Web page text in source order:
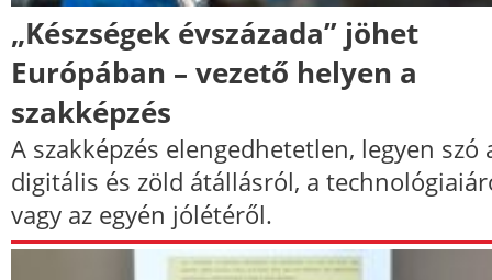
„Készségek évszázada” jöhet
Európában – vezető helyen a
szakképzés
A szakképzés elengedhetetlen, legyen szó
digitális és zöld átállásról, a
vagy az egyén jólétéről.